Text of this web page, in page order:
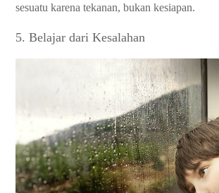
sesuatu karena tekanan, bukan kesiapan.
5. Belajar dari Kesalahan